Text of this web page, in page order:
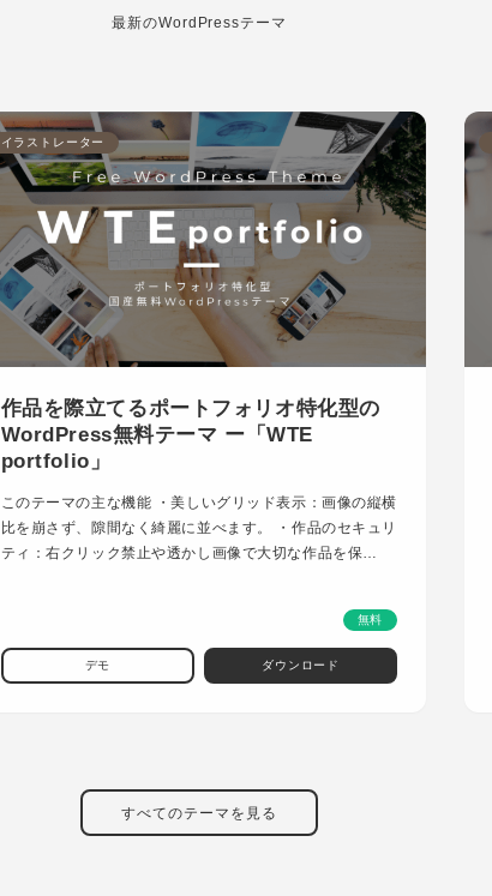
最新のWordPressテーマ
イラストレーター
作品を際立てるポートフォリオ特化型の
WordPress無料テーマ ー「WTE
portfolio」
このテーマの主な機能 ・美しいグリッド表示：画像の縦横
比を崩さず、隙間なく綺麗に並べます。 ・作品のセキュリ
ティ：右クリック禁止や透かし画像で大切な作品を保…
無料
デモ ダウンロード
すべてのテーマを見る